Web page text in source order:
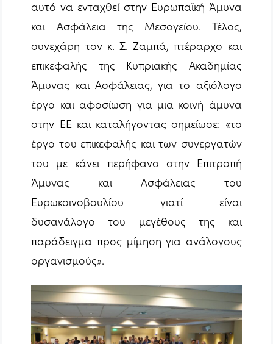
αυτό να ενταχθεί στην Ευρωπαϊκή Άμυνα
και Ασφάλεια της Μεσογείου. Τέλος,
συνεχάρη τον κ. Σ. Ζαμπά, πτέραρχο και
επικεφαλής της Κυπριακής Ακαδημίας
Άμυνας και Ασφάλειας, για το αξιόλογο
έργο και αφοσίωση για μια κοινή άμυνα
στην ΕΕ και καταλήγοντας σημείωσε: «το
έργο του επικεφαλής και των συνεργατών
του με κάνει περήφανο στην Επιτροπή
Άμυνας και Ασφάλειας του
Ευρωκοινοβουλίου γιατί είναι
δυσανάλογο του μεγέθους της και
παράδειγμα προς μίμηση για ανάλογους
οργανισμούς».